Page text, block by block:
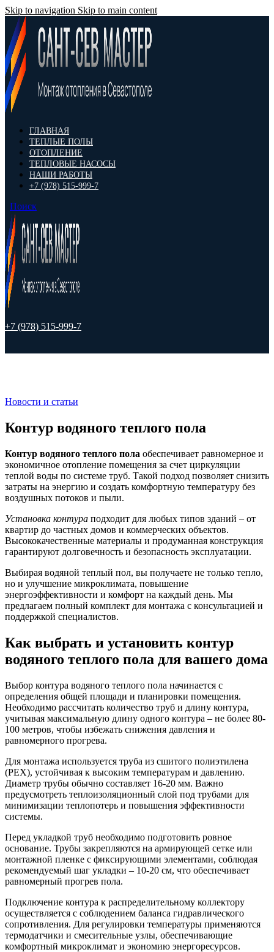
Skip to navigation Skip to main content
ГЛАВНАЯ
ТЕПЛЫЕ ПОЛЫ
ОТОПЛЕНИЕ
ТЕПЛОВЫЕ НАСОСЫ
НАШИ РАБОТЫ
+7 (978) 515-999-7
Поиск
+7 (978) 515-999-7
Новости и статьи
Контур водяного теплого пола
Контур водяного теплого пола обеспечивает равномерное и
экономичное отопление помещения за счет циркуляции
теплой воды по системе труб. Такой подход позволяет снизить
затраты на энергию и создать комфортную температуру без
воздушных потоков и пыли.
Установка контура подходит для любых типов зданий – от
квартир до частных домов и коммерческих объектов.
Высококачественные материалы и продуманная конструкция
гарантируют долговечность и безопасность эксплуатации.
Выбирая водяной теплый пол, вы получаете не только тепло,
но и улучшение микроклимата, повышение
энергоэффективности и комфорт на каждый день. Мы
предлагаем полный комплект для монтажа с консультацией и
поддержкой специалистов.
Как выбрать и установить контур
водяного теплого пола для вашего дома
Выбор контура водяного теплого пола начинается с
определения общей площади и планировки помещения.
Необходимо рассчитать количество труб и длину контура,
учитывая максимальную длину одного контура – не более 80-
100 метров, чтобы избежать снижения давления и
равномерного прогрева.
Для монтажа используется труба из сшитого полиэтилена
(PEX), устойчивая к высоким температурам и давлению.
Диаметр трубы обычно составляет 16-20 мм. Важно
предусмотреть теплоизоляционный слой под трубами для
минимизации теплопотерь и повышения эффективности
системы.
Перед укладкой труб необходимо подготовить ровное
основание. Трубы закрепляются на армирующей сетке или
монтажной пленке с фиксирующими элементами, соблюдая
рекомендуемый шаг укладки – 10-20 см, что обеспечивает
равномерный прогрев пола.
Подключение контура к распределительному коллектору
осуществляется с соблюдением баланса гидравлического
сопротивления. Для регулировки температуры применяются
термодатчики и смесительные узлы, обеспечивающие
комфортный микроклимат и экономию энергоресурсов.